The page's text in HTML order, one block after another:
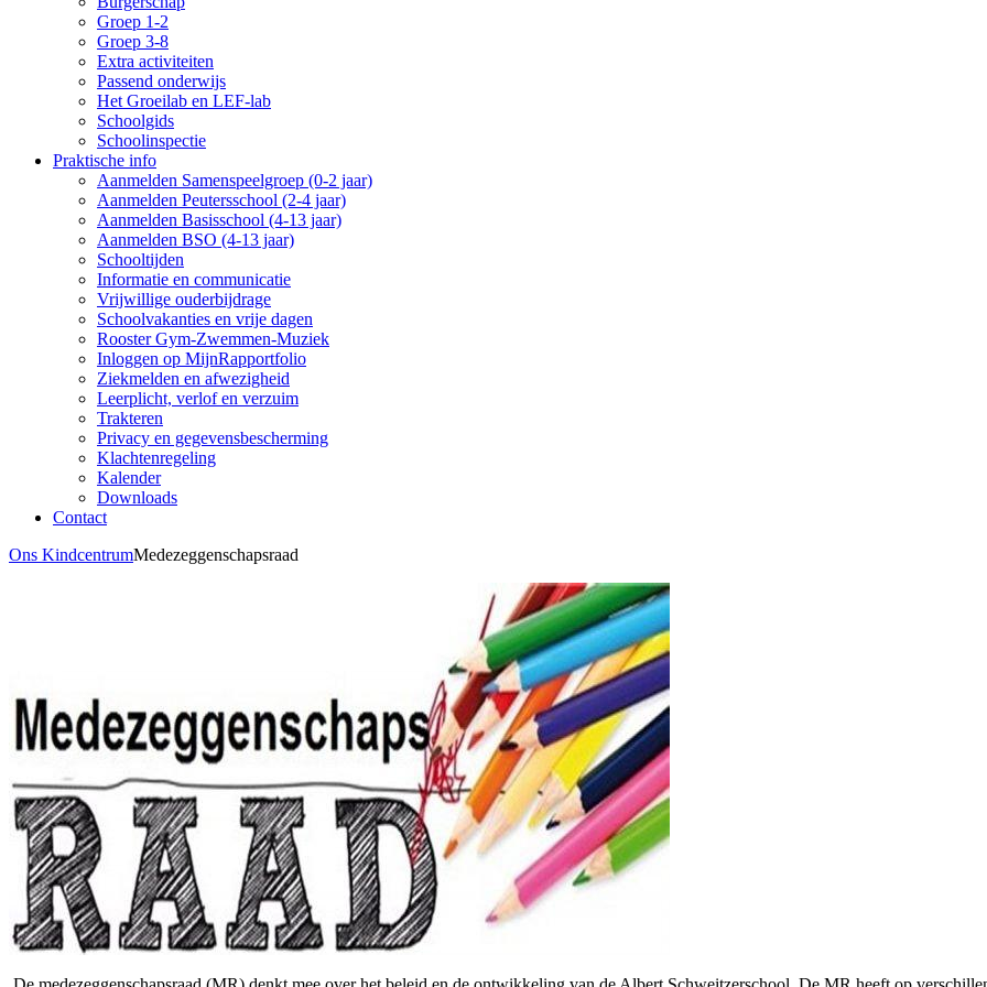
Groep 1-2
Groep 3-8
Extra activiteiten
Passend onderwijs
Het Groeilab en LEF-lab
Schoolgids
Schoolinspectie
Praktische info
Aanmelden Samenspeelgroep (0-2 jaar)
Aanmelden Peutersschool (2-4 jaar)
Aanmelden Basisschool (4-13 jaar)
Aanmelden BSO (4-13 jaar)
Schooltijden
Informatie en communicatie
Vrijwillige ouderbijdrage
Schoolvakanties en vrije dagen
Rooster Gym-Zwemmen-Muziek
Inloggen op MijnRapportfolio
Ziekmelden en afwezigheid
Leerplicht, verlof en verzuim
Trakteren
Privacy en gegevensbescherming
Klachtenregeling
Kalender
Downloads
Contact
Ons KindcentrumMedezeggenschapsraad